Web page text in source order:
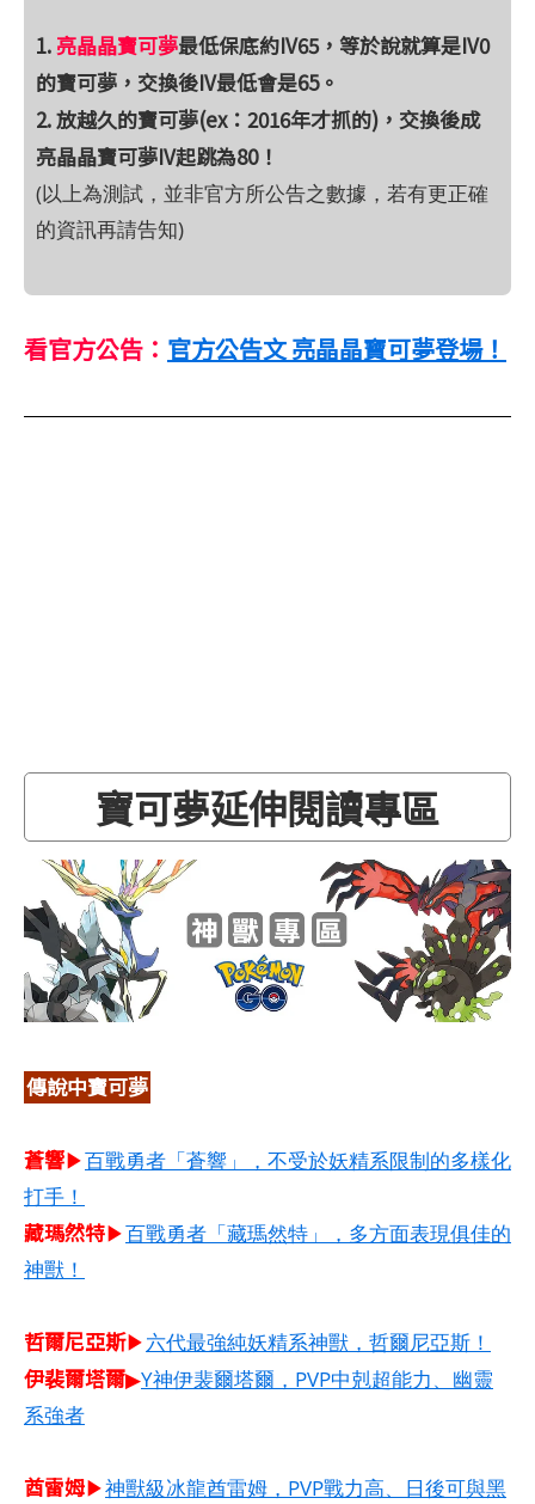
1.亮晶晶寶可夢最低保底約IV65，等於說就算是IV0
的寶可夢，交換後IV最低會是65。
2. 放越久的寶可夢(ex：2016年才抓的)，交換後成
亮晶晶寶可夢IV起跳為80！
(以上為測試，並非官方所公告之數據，若有更正確
的資訊再請告知)
看官方公告： 官方公告文 亮晶晶寶可夢登場！
寶可夢延伸閱讀專區
傳說中寶可夢
蒼響▶百戰勇者「蒼響」，不受於妖精系限制的多樣化
打手！
藏瑪然特▶百戰勇者「藏瑪然特」，多方面表現俱佳的
神獸！
哲爾尼亞斯​▶六代最強純妖精系神獸，哲爾尼亞斯！
伊裴爾塔爾▶Y神伊裴爾塔爾，PVP中剋超能力、幽靈
系強者
酋雷姆​▶神獸級冰龍酋雷姆，PVP戰力高、日後可與黑